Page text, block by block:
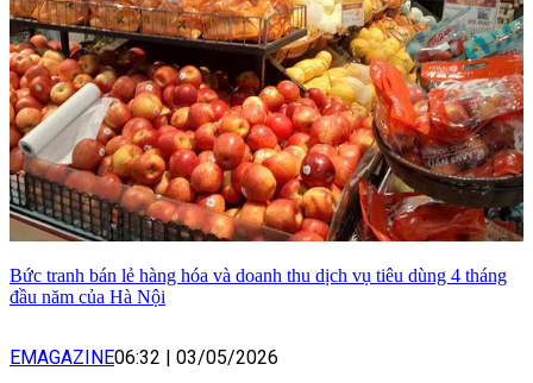
Bức tranh bán lẻ hàng hóa và doanh thu dịch vụ tiêu dùng 4 tháng
đầu năm của Hà Nội
EMAGAZINE06:32 03/05/2026